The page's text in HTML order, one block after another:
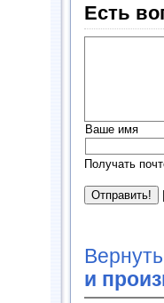
Есть
Ваше имя
Получать
и